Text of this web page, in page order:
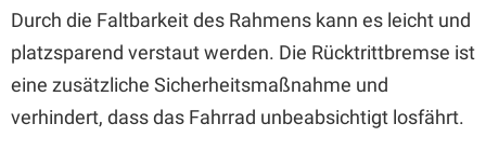
Durch die Faltbarkeit des Rahmens kann es leicht und
platzsparend verstaut werden. Die Rücktrittbremse ist
eine zusätzliche Sicherheitsmaßnahme und
verhindert, dass das Fahrrad unbeabsichtigt losfährt.